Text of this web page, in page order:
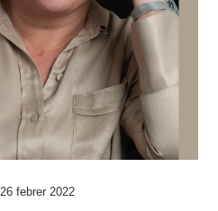
26 febrer 2022